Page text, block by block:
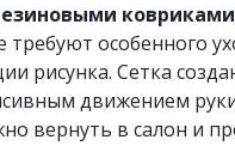
требуют особенного
рисунка. Сетка
движением
вернуть в салон и